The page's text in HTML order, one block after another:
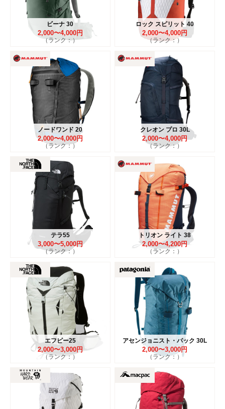
ビーナ 30
2,000〜4,000円
（ランク：）
ロック スピリット 40
2,000〜4,000円
（ランク：）
ノードワンド 20
2,000〜4,000円
（ランク：）
クレオン プロ 30L
2,000〜4,000円
（ランク：）
テラ55
3,000〜5,000円
（ランク：）
トリオン ライト 38
2,000〜4,200円
（ランク：）
エフピー25
2,000〜3,000円
（ランク：）
アセンジョニスト・パック 30L
2,000〜3,000円
（ランク：）